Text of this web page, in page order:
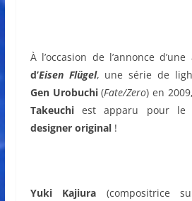
À l’occasion de l’annonce d’une
d’Eisen Flügel, une série de
Gen Urobuchi(Fate/Zero) en
Takeuchiest apparu pour
designer original !
Yuki Kajiura (compositrice